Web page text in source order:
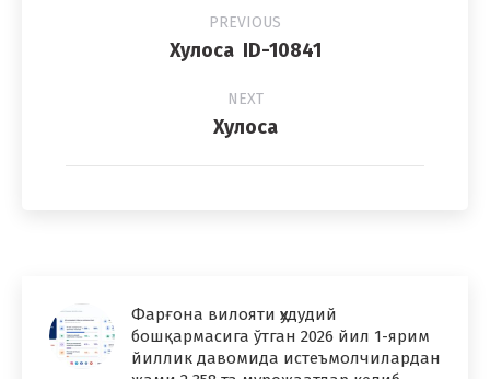
PREVIOUS
Previous
Хулоса ID-10841
NEXT
Next
Хулоса
Фарғона вилояти ҳудудий
бошқармасига ўтган 2026 йил 1-ярим
йиллик давомида истеъмолчилардан